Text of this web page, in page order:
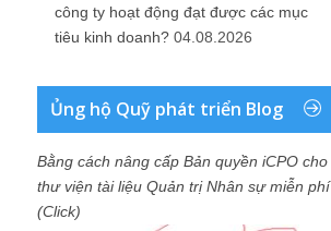
công ty hoạt động đạt được các mục
tiêu kinh doanh? 04.08.2026
Ủng hộ Quỹ phát triển Blog
Bằng cách nâng cấp Bản quyền iCPO cho
thư viện tài liệu Quản trị Nhân sự miễn phí
(Click)